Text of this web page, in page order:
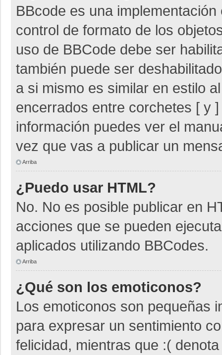
BBcode es una
control de formato de los
uso de BBCode debe ser
también puede ser
a si mismo es similar en estilo
encerrados entre corchetes [ y
información puedes ver el
vez que vas a publicar un
Arriba
¿Puedo usar HTML?
No. No es posible publicar en
acciones que se pueden
aplicados utilizando BBCodes.
Arriba
¿Qué son los emoticonos?
Los emoticonos son pequeñas
para expresar un sentimiento
felicidad, mientras que :(